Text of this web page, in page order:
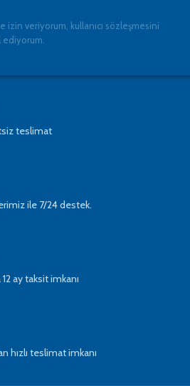
izin veriyorum, kullanıcı sözleşmesini
ediyorum.
teslimat
ile 7/24 destek.
ay taksit imkanı
hızlı teslimat imkanı